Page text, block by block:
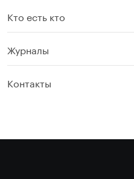
Кто есть кто
Журналы
Контакты